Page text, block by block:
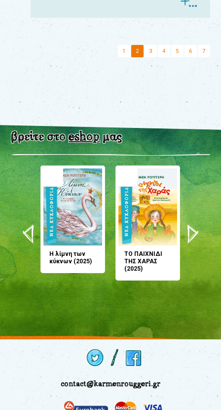
1 2 3 4 5 6 7
βρείτε στοeshopμας
Η λίμνη των
κύκνων (2025)
ΤΟ ΠΑΙΧΝΙΔΙ
ΤΗΣ ΧΑΡΑΣ
(2025)
μου;
(2024)
contact@karmenrouggeri.gr